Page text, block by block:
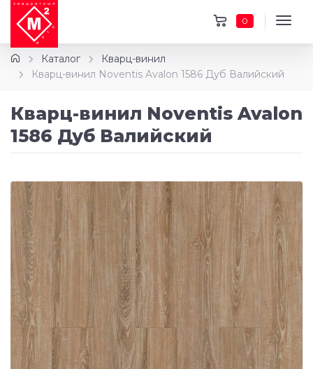
0
Каталог
Кварц-винил
Кварц-винил Noventis Avalon 1586 Дуб Валийский
Кварц-винил Noventis Avalon
1586 Дуб Валийский